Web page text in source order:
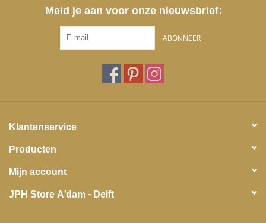
Meld je aan voor onze nieuwsbrief:
ABONNEER
Klantenservice
Producten
Mijn account
JPH Store A'dam - Delft